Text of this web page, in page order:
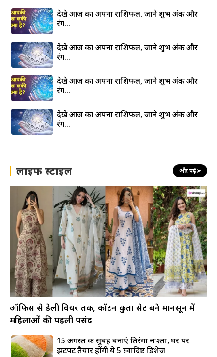
देखे आज का अपना राशिफल, जाने शुभ अंक और
रंग…
देखे आज का अपना राशिफल, जाने शुभ अंक और
रंग…
देखे आज का अपना राशिफल, जाने शुभ अंक और
रंग…
देखे आज का अपना राशिफल, जाने शुभ अंक और
रंग…
लाइफ स्टाइल और पढ़ें➤
ऑफिस से डेली वियर तक, कॉटन कुर्ता सेट बने मानसून में
महिलाओं की पहली पसंद
15 अगस्त की सुबह बनाएं तिरंगा नाश्ता, घर पर
झटपट तैयार होंगी ये 5 स्वादिष्ट डिशेज